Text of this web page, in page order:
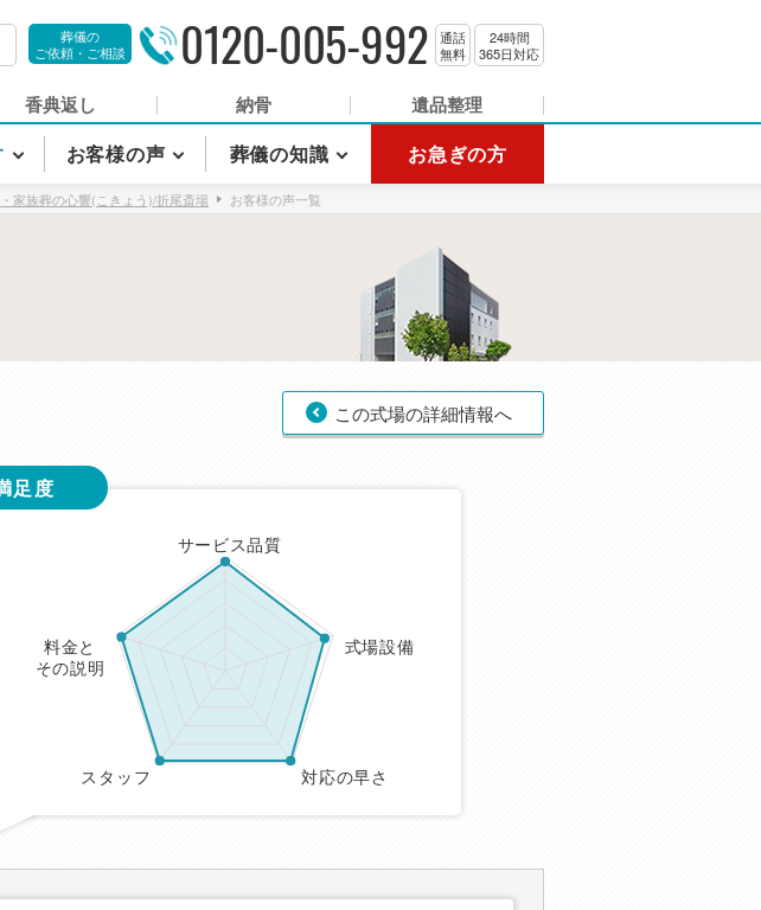
葬儀の
ご依頼・ご相談
0120-005-992
通話
無料
24時間
365日対応
香典返し 納骨 遺品整理
お客様の声 葬儀の知識 お急ぎの方
家族葬の心響(こきょう)/折尾斎場 お客様の声一覧
この式場の詳細情報へ
足度
サービス品質
式場設備
対応の早さ
スタッフ
料金と
その説明